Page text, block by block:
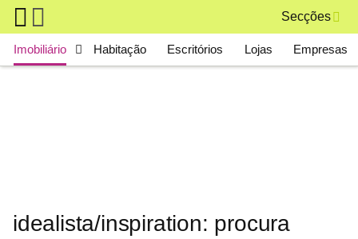
Skip to main content
Secções
Main navigation
Imobiliário Habitação Escritórios Lojas Empresas
idealista/inspiration: procura